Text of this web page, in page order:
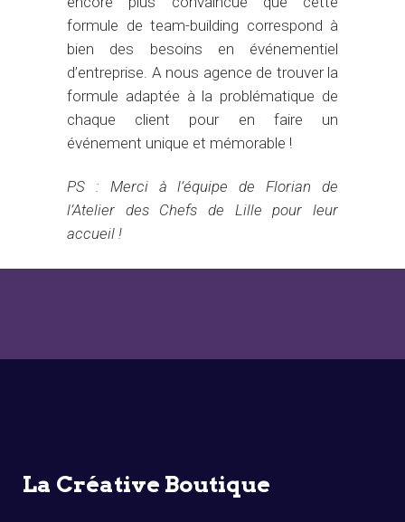
formule de team-building correspond à
bien des besoins en événementiel
d’entreprise. A nous agence de trouver la
formule adaptée à la problématique de
chaque client pour en faire un
événement unique et mémorable !
PS : Merci à l’équipe de Florian de
l’Atelier des Chefs de Lille pour leur
accueil !
La Créative Boutique